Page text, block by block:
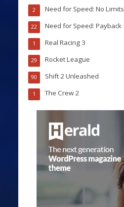
Need for Speed: No Limits
2
Need for Speed: Payback
22
Real Racing 3
1
Rocket League
29
Shift 2 Unleashed
90
The Crew 2
1